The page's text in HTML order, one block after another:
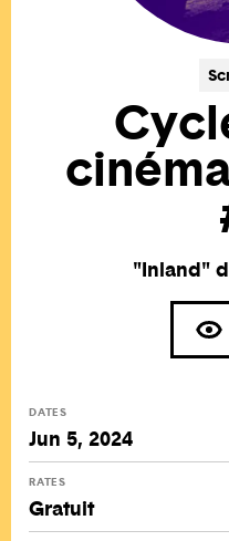
"Inland"
DATES
Jun 5, 2024
RATES
Gratuit